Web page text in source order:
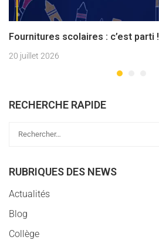
Fournitures scolaires : c’est parti !
20 juillet 2026
RECHERCHE RAPIDE
RUBRIQUES DES NEWS
Actualités
Blog
Collège